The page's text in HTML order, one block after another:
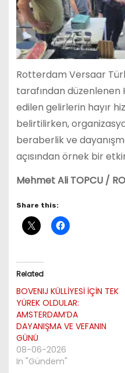
Rotterdam Versaar
tarafından düzenlenen
edilen gelirlerin hayır
belirtilirken,
beraberlik ve
açısından örnek bir
Mehmet Ali TOPCU /
Share this:
Related
BOVENIJ KÜLLİYESİ İÇİN TEK
YÜREK OLDULAR:
AMSTERDAM’DA
DAYANIŞMA VE VEFANIN
GÜNÜ
08-06-2026
In "Gündem"